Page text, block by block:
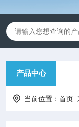
产品中心
当前位置：首页